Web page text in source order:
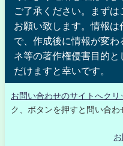
ご了承ください。まず
お願い致します。情報
で、作成後に情報が変
ネ等の著作権侵害目的
だけますと幸いです。
お問い合わせのサイトへクリ
ク、ボタンを押すと問い合わ